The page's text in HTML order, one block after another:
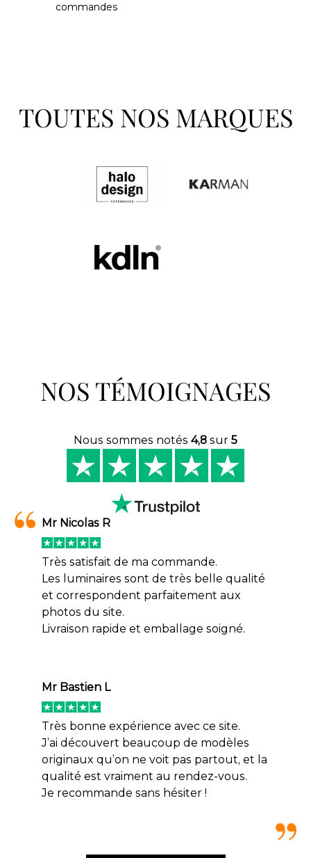
commandes
TOUTES NOS MARQUES
NOS TÉMOIGNAGES
Nous sommes notés 4,8 sur 5
Mr Nicolas R
Très satisfait de ma commande.
Les luminaires sont de très belle qualité
et correspondent parfaitement aux
photos du site.
Livraison rapide et emballage soigné.
Mr Bastien L
Très bonne expérience avec ce site.
J’ai découvert beaucoup de modèles
originaux qu’on ne voit pas partout, et la
qualité est vraiment au rendez-vous.
Je recommande sans hésiter !